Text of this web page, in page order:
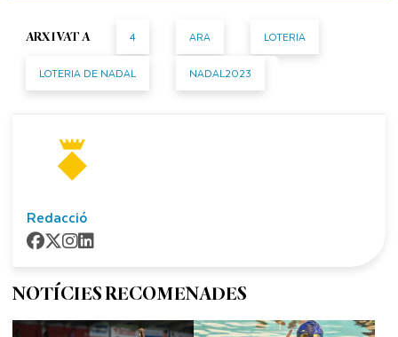
ARXIVAT A 4 ARA LOTERIA
LOTERIA DE NADAL NADAL2023
Redacció
NOTÍCIES RECOMENADES